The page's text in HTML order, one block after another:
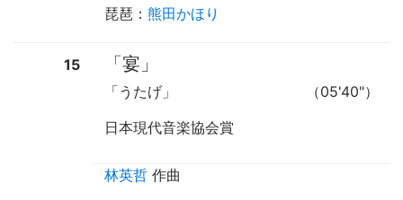
琵琶 ： 熊田かほり
15 「宴」
（05'40"）
「うたげ」
日本現代音楽協会賞
林英哲 作曲